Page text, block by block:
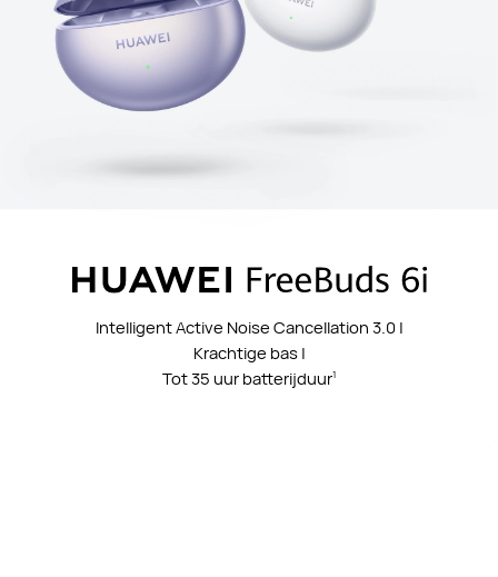
Intelligent Active Noise Cancellation 3.0 |
Krachtige bas |
Tot 35 uur batterijduur1